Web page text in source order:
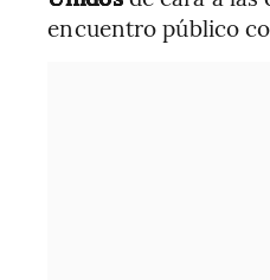
encuentro público